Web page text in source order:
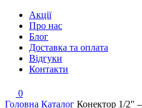
Акції
Про нас
Блог
Доставка та оплата
Відгуки
Контакти
0
Головна Каталог Конектор 1/2″